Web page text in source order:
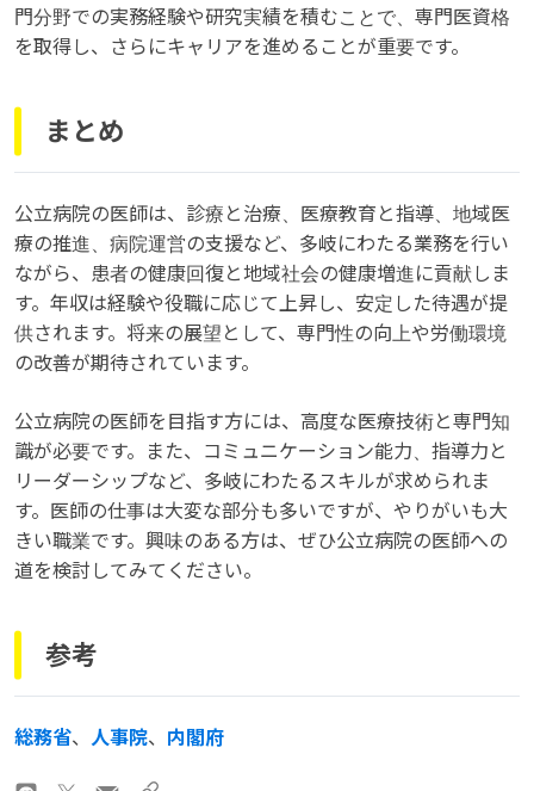
門分野での実務経験や研究実績を積むことで、専門医資格
を取得し、さらにキャリアを進めることが重要です。
まとめ
公立病院の医師は、診療と治療、医療教育と指導、地域医
療の推進、病院運営の支援など、多岐にわたる業務を行い
ながら、患者の健康回復と地域社会の健康増進に貢献しま
す。年収は経験や役職に応じて上昇し、安定した待遇が提
供されます。将来の展望として、専門性の向上や労働環境
の改善が期待されています。
公立病院の医師を目指す方には、高度な医療技術と専門知
識が必要です。また、コミュニケーション能力、指導力と
リーダーシップなど、多岐にわたるスキルが求められま
す。医師の仕事は大変な部分も多いですが、やりがいも大
きい職業です。興味のある方は、ぜひ公立病院の医師への
道を検討してみてください。
参考
総務省、 人事院、 内閣府